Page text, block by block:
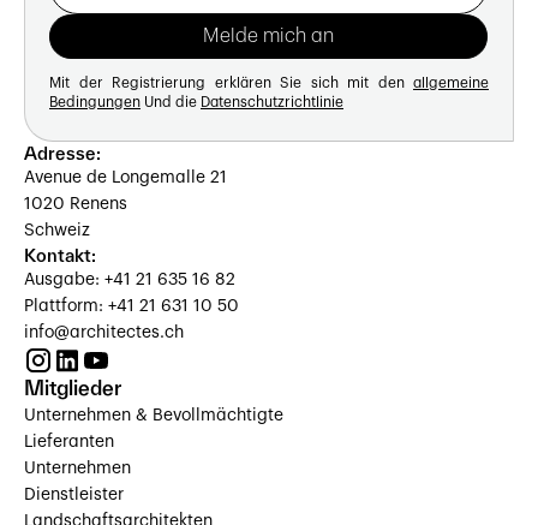
Mit der Registrierung erklären Sie sich mit den allgemeine
Bedingungen Und die Datenschutzrichtlinie
Adresse:
Avenue de Longemalle 21
1020 Renens
Schweiz
Kontakt:
Ausgabe: +41 21 635 16 82
Plattform: +41 21 631 10 50
info@architectes.ch
Mitglieder
Unternehmen & Bevollmächtigte
Lieferanten
Unternehmen
Dienstleister
Landschaftsarchitekten